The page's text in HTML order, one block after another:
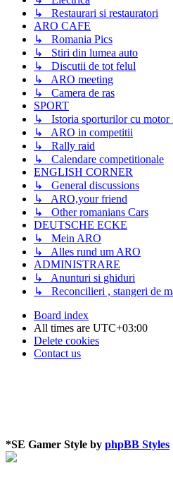
↳ Restaurari si restauratori
ARO CAFE
↳ Romania Pics
↳ Stiri din lumea auto
↳ Discutii de tot felul
↳ ARO meeting
↳ Camera de ras
SPORT
↳ Istoria sporturilor cu motor
↳ ARO in competitii
↳ Rally raid
↳ Calendare competitionale
ENGLISH CORNER
↳ General discussions
↳ ARO,your friend
↳ Other romanians Cars
DEUTSCHE ECKE
↳ Mein ARO
↳ Alles rund um ARO
ADMINISTRARE
↳ Anunturi si ghiduri
↳ Reconcilieri , stangeri de
Board index
All times are UTC+03:00
Delete cookies
Contact us
*SE Gamer Style by phpBB Styles